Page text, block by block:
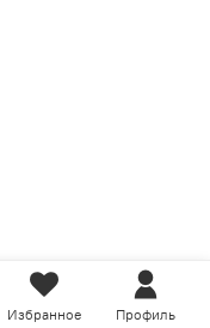
Избранное Профиль